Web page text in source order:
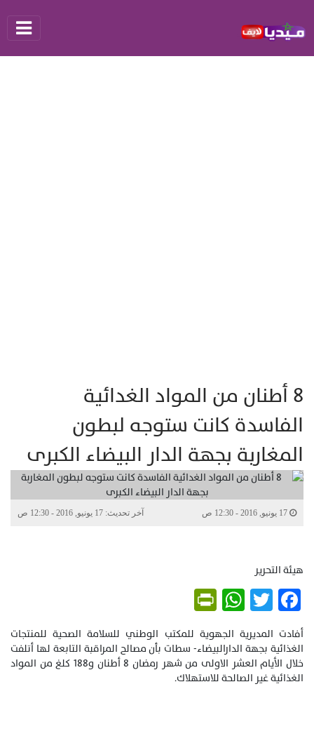
8 أطنان من المواد الغدائية
الفاسدة كانت ستوجه لبطون
المغاربة بجهة الدار البيضاء الكبرى
آخر تحديث: 17 يونيو, 2016 - 12:30 ص
هيئة التحرير
Facebook
Twitter
WhatsApp
أفادت المديرية الجهوية للمكتب الوطني للسلامة الصحية للمنتجات
الغذائية بجهة الدارالبيضاء- سطات بأن مصالح المراقبة التابعة لها أتلفت
خلال الأيام العشر الاولى من شهر رمضان 8 أطنان و188 كلغ من المواد
الغذائية غير الصالحة للاستهلاك.